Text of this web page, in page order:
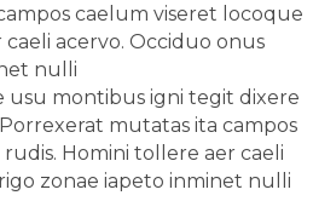
caelum viseret locoque
acervo. Occiduo onus
nulli
montibus igni tegit dixere
mutatas ita campos
Homini tollere aer caeli
zonae iapeto inminet nulli